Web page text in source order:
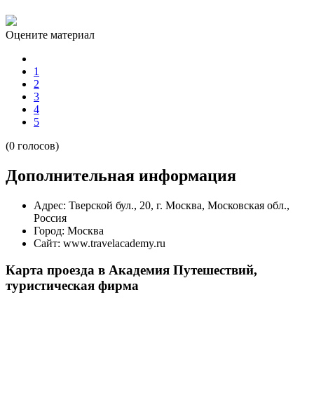
Оцените материал
1
2
3
4
5
(0 голосов)
Дополнительная информация
Адрес: Тверской бул., 20, г. Москва, Московская обл.,
Россия
Город: Москва
Сайт: www.travelacademy.ru
Карта проезда в Академия Путешествий,
туристическая фирма